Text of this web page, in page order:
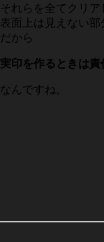
それらを全てクリ
表面上は見えない
だから
実印を作るときは責
なんですね。